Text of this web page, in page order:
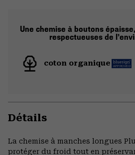
Une chemise à boutons
respectueuses de
coton organique
Détails
La chemise à manches longues
protéger du froid tout en